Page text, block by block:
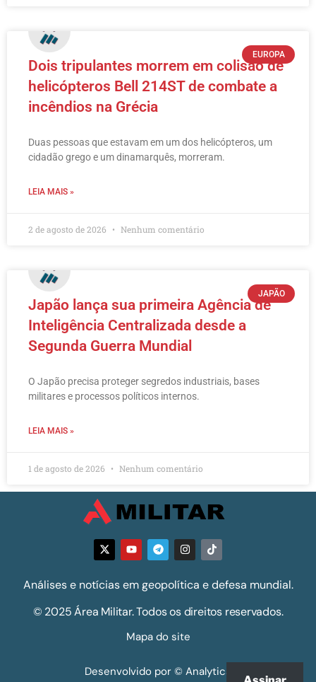
EUROPA
Dois tripulantes morrem em colisão de
helicópteros Bell 214ST de combate a
incêndios na Grécia
Duas pessoas que estavam em um dos helicópteros, um
cidadão grego e um dinamarquês, morreram.
LEIA MAIS »
2 de agosto de 2026 Nenhum comentário
JAPÃO
Japão lança sua primeira Agência de
Inteligência Centralizada desde a
Segunda Guerra Mundial
O Japão precisa proteger segredos industriais, bases
militares e processos políticos internos.
LEIA MAIS »
1 de agosto de 2026 Nenhum comentário
Análises e notícias em geopolítica e defesa mundial.
© 2025 Área Militar. Todos os direitos reservados.
Mapa do site
Desenvolvido por © Analytics